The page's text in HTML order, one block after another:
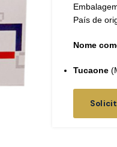
País de
Nome
Tucaone